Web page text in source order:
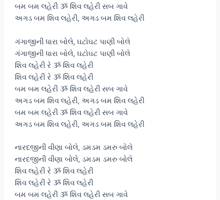
બમ બમ લહેરી ૐ શિવ લહેરી સબ ગાવે
અગડ બમ શિવ લહેરી, અગડ બમ શિવ લહેરી
ગંગાજીની ધારા બોલે, ઘટોઘટ પાણી બોલે
ગંગાજીની ધારા બોલે, ઘટોઘટ પાણી બોલે
શિવ લહેરી રે ૐ શિવ લહેરી
શિવ લહેરી રે ૐ શિવ લહેરી
બમ બમ લહેરી ૐ શિવ લહેરી સબ ગાવે
અગડ બમ શિવ લહેરી, અગડ બમ શિવ લહેરી
બમ બમ લહેરી ૐ શિવ લહેરી સબ ગાવે
અગડ બમ શિવ લહેરી, અગડ બમ શિવ લહેરી
નારદજીની વીણા બોલે, ડમડમ ડમરુ બોલે
નારદજીની વીણા બોલે, ડમડમ ડમરુ બોલે
શિવ લહેરી રે ૐ શિવ લહેરી
શિવ લહેરી રે ૐ શિવ લહેરી
બમ બમ લહેરી ૐ શિવ લહેરી સબ ગાવે